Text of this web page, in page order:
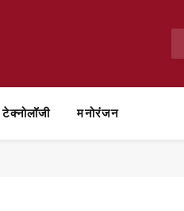
टेक्नोलॉजी मनोरंजन